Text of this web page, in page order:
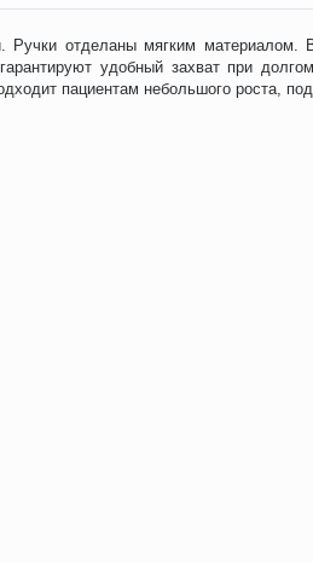
Ручки отделаны мягким
удобный захват при
пациентам небольшого роста,